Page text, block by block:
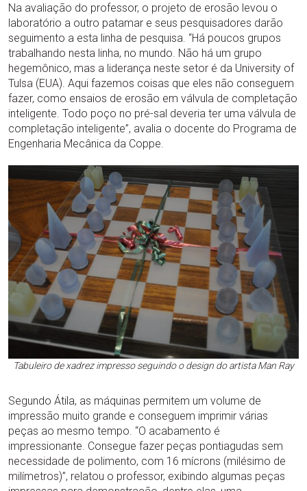
Na avaliação do professor, o projeto de erosão levou o
laboratório a outro patamar e seus pesquisadores darão
seguimento a esta linha de pesquisa. “Há poucos grupos
trabalhando nesta linha, no mundo. Não há um grupo
hegemônico, mas a liderança neste setor é da University of
Tulsa (EUA). Aqui fazemos coisas que eles não conseguem
fazer, como ensaios de erosão em válvula de completação
inteligente. Todo poço no pré-sal deveria ter uma válvula de
completação inteligente”, avalia o docente do Programa de
Engenharia Mecânica da Coppe.
Tabuleiro de xadrez impresso seguindo o design do artista Man Ray
Segundo Átila, as máquinas permitem um volume de
impressão muito grande e conseguem imprimir várias
peças ao mesmo tempo. “O acabamento é
impressionante. Consegue fazer peças pontiagudas sem
necessidade de polimento, com 16 mícrons (milésimo de
milímetros)”, relatou o professor, exibindo algumas peças